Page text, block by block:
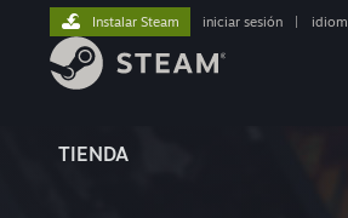
TIENDA
Instalar Steam iniciar sesión